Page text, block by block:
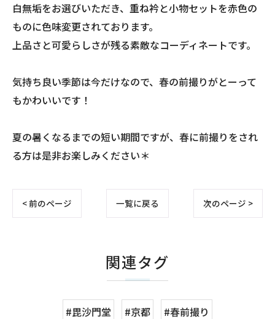
白無垢をお選びいただき、重ね衿と小物セットを赤色の
ものに色味変更されております。
上品さと可愛らしさが残る素敵なコーディネートです。
気持ち良い季節は今だけなので、春の前撮りがとーって
もかわいいです！
夏の暑くなるまでの短い期間ですが、春に前撮りをされ
る方は是非お楽しみください＊
< 前のページ 一覧に戻る 次のページ >
関連タグ
#毘沙門堂 #京都 #春前撮り